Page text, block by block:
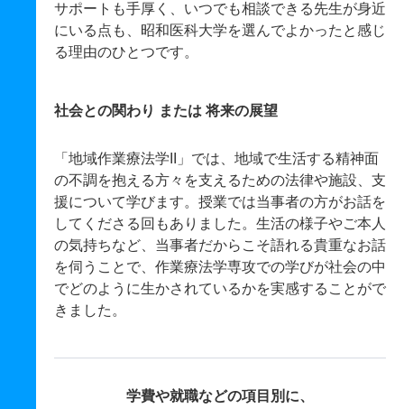
サポートも手厚く、いつでも相談できる先生が身近
にいる点も、昭和医科大学を選んでよかったと感じ
る理由のひとつです。
社会との関わり または 将来の展望
「地域作業療法学II」では、地域で生活する精神面
の不調を抱える方々を支えるための法律や施設、支
援について学びます。授業では当事者の方がお話を
してくださる回もありました。生活の様子やご本人
の気持ちなど、当事者だからこそ語れる貴重なお話
を伺うことで、作業療法学専攻での学びが社会の中
でどのように生かされているかを実感することがで
きました。
学費や就職などの項目別に、